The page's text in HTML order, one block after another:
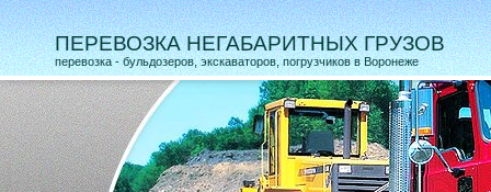
ПЕРЕВОЗКА НЕГАБАРИТНЫХ ГРУЗОВ
перевозка - бульдозеров, экскаваторов, погрузчиков в Воронеже